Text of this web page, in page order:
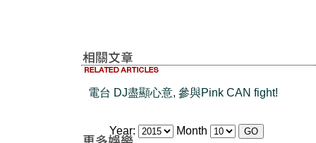
電台 DJ盡顯心意, 參與Pink CAN fight!
Year: Month